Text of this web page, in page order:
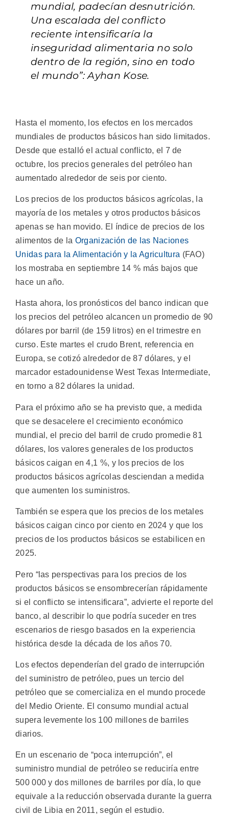
mundial, padecían desnutrición.
Una escalada del conflicto
reciente intensificaría la
inseguridad alimentaria no solo
dentro de la región, sino en todo
el mundo”: Ayhan Kose.
Hasta el momento, los efectos en los mercados
mundiales de productos básicos han sido limitados.
Desde que estalló el actual conflicto, el 7 de
octubre, los precios generales del petróleo han
aumentado alrededor de seis por ciento.
Los precios de los productos básicos agrícolas, la
mayoría de los metales y otros productos básicos
apenas se han movido. El índice de precios de los
alimentos de la Organización de las Naciones
Unidas para la Alimentación y la Agricultura (FAO)
los mostraba en septiembre 14 % más bajos que
hace un año.
Hasta ahora, los pronósticos del banco indican que
los precios del petróleo alcancen un promedio de 90
dólares por barril (de 159 litros) en el trimestre en
curso. Este martes el crudo Brent, referencia en
Europa, se cotizó alrededor de 87 dólares, y el
marcador estadounidense West Texas Intermediate,
en torno a 82 dólares la unidad.
Para el próximo año se ha previsto que, a medida
que se desacelere el crecimiento económico
mundial, el precio del barril de crudo promedie 81
dólares, los valores generales de los productos
básicos caigan en 4,1 %, y los precios de los
productos básicos agrícolas desciendan a medida
que aumenten los suministros.
También se espera que los precios de los metales
básicos caigan cinco por ciento en 2024 y que los
precios de los productos básicos se estabilicen en
2025.
Pero “las perspectivas para los precios de los
productos básicos se ensombrecerían rápidamente
si el conflicto se intensificara”, advierte el reporte del
banco, al describir lo que podría suceder en tres
escenarios de riesgo basados en la experiencia
histórica desde la década de los años 70.
Los efectos dependerían del grado de interrupción
del suministro de petróleo, pues un tercio del
petróleo que se comercializa en el mundo procede
del Medio Oriente. El consumo mundial actual
supera levemente los 100 millones de barriles
diarios.
En un escenario de “poca interrupción”, el
suministro mundial de petróleo se reduciría entre
500 000 y dos millones de barriles por día, lo que
equivale a la reducción observada durante la guerra
civil de Libia en 2011, según el estudio.